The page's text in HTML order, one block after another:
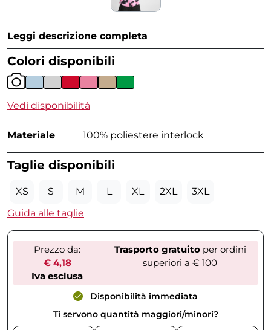
Leggi descrizione completa
Colori disponibili
Vedi disponibilità
Materiale 100% poliestere interlock
Taglie disponibili
XS S M L XL 2XL
3XL
Guida alle taglie
Prezzo da:
€ 4,18
Iva esclusa
Trasporto gratuitoper ordini
superiori a € 100
Disponibilità immediata
Ti servono quantità maggiori/minori?